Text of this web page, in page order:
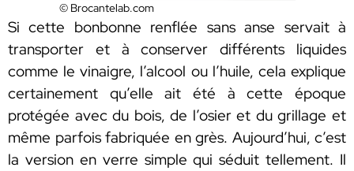
© Brocantelab.com
Si cette bonbonne renflée sans anse servait à
transporter et à conserver différents liquides
comme le vinaigre, l’alcool ou l’huile, cela explique
certainement qu’elle ait été à cette époque
protégée avec du bois, de l’osier et du grillage et
même parfois fabriquée en grès. Aujourd’hui, c’est
la version en verre simple qui séduit tellement. Il